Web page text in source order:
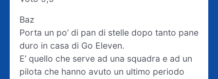
Baz
Porta un po’ di pan di stelle dopo tanto pane
duro in casa di Go Eleven.
E’ quello che serve ad una squadra e ad un
pilota che hanno avuto un ultimo periodo